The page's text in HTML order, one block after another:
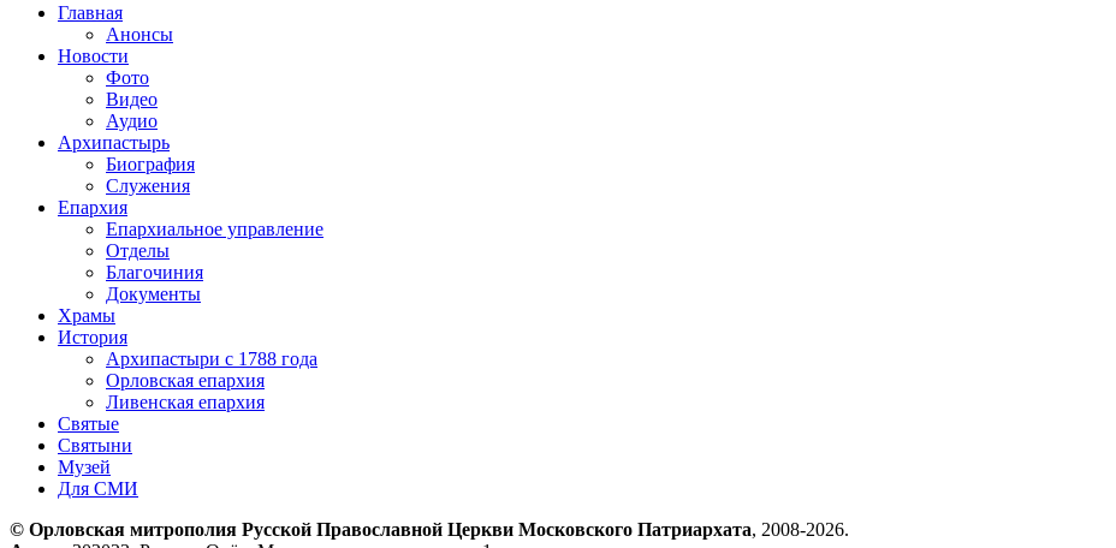
Главная
Анонсы
Новости
Фото
Видео
Аудио
Архипастырь
Биография
Служения
Епархия
Епархиальное управление
Отделы
Благочиния
Документы
Храмы
История
Архипастыри с 1788 года
Орловская епархия
Ливенская епархия
Святые
Святыни
Музей
Для СМИ
© Орловская митрополия Русской Православной Церкви Московского Патриархата, 2008-2026.